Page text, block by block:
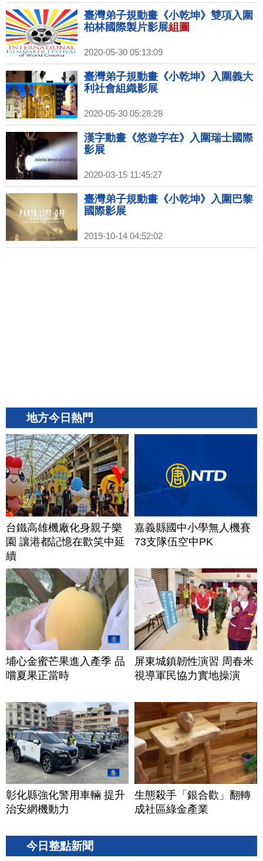
臺灣弟子規動畫《小乾坤》雙項入圍
柏林國際製片影展組圖
2020-05-30 05:13:09
臺灣弟子規動畫《小乾坤》入圍義大
利社會組織影展
2020-05-30 05:28:28
漢字動畫《悠遊字在》入圍瑞士國際
影展
2020-03-15 11:45:27
臺灣弟子規動畫《小乾坤》入圍巴黎
國際影展
2019-10-14 04:52:02
地方今日熱門
台鐵高雄機廠化身親子樂
園 讓港都記憶在歡笑中延
續
嘉義縣國中小學無人機賽
73支隊伍空中PK
埔心金蜜芒果進入產季 品
嚐夏果正當時
屏東城鎮韌性演習 周春米
視導軍民協力實地操演
彰化縣強化警用車輛 提升
治安網機動力
生態殺手「銀合歡」翻轉
成社區綠金產業
今日整點新聞